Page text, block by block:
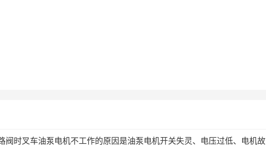
阀时叉车油泵电机不工作的原因是油泵电机开关失灵、电压过低、电机故